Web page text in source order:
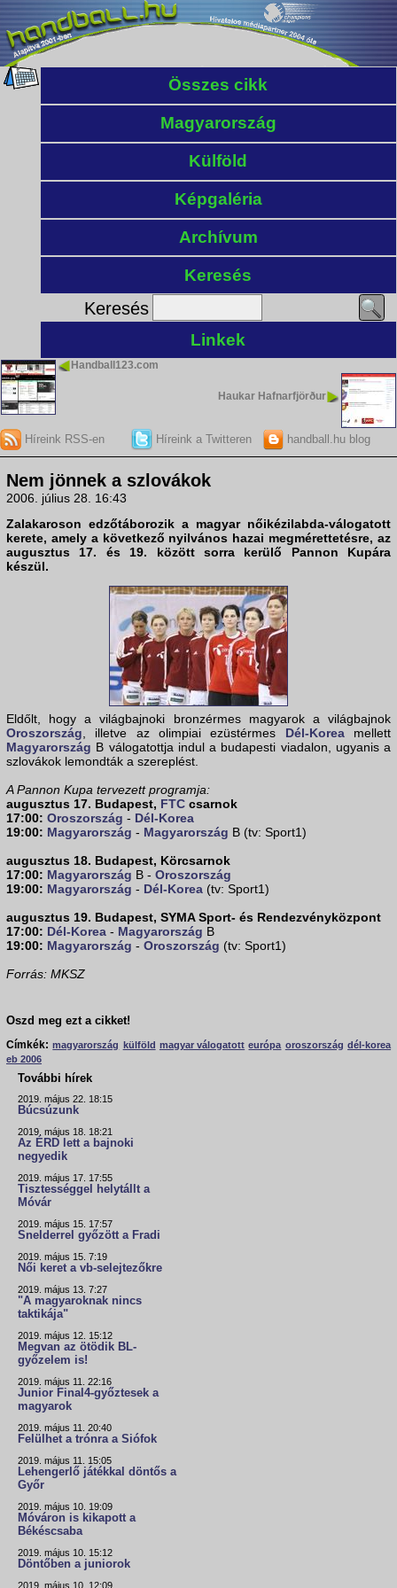
Összes cikk
Magyarország
Külföld
Képgaléria
Archívum
Keresés
Keresés
Linkek
Handball123.com
Haukar Hafnarfjörður
Híreink RSS-en Híreink a Twitteren handball.hu blog
Nem jönnek a szlovákok
2006. július 28. 16:43
Zalakaroson edzőtáborozik a magyar nőikézilabda-válogatott
kerete, amely a következő nyilvános hazai megmérettetésre, az
augusztus 17. és 19. között sorra kerülő Pannon Kupára
készül.
Eldőlt, hogy a világbajnoki bronzérmes magyarok a világbajnok
Oroszország, illetve az olimpiai ezüstérmes Dél-Koreamellett
Magyarország B válogatottja indul a budapesti viadalon, ugyanis a
szlovákok lemondták a szereplést.
A Pannon Kupa tervezett programja:
augusztus 17. Budapest, FTC csarnok
17:00: Oroszország - Dél-Korea
19:00: Magyarország - Magyarország B (tv: Sport1)
augusztus 18. Budapest, Körcsarnok
17:00: Magyarország B - Oroszország
19:00: Magyarország - Dél-Korea (tv: Sport1)
augusztus 19. Budapest, SYMA Sport- és Rendezvényközpont
17:00: Dél-Korea - Magyarország B
19:00: Magyarország - Oroszország (tv: Sport1)
Forrás: MKSZ
Oszd meg ezt a cikket!
Címkék: magyarország külföld magyar válogatott európa oroszország dél-korea
eb 2006
További hírek
2019. május 22. 18:15
Búcsúzunk
2019. május 18. 18:21
Az ÉRD lett a bajnoki
negyedik
2019. május 17. 17:55
Tisztességgel helytállt a
Móvár
2019. május 15. 17:57
Snelderrel győzött a Fradi
2019. május 15. 7:19
Női keret a vb-selejtezőkre
2019. május 13. 7:27
"A magyaroknak nincs
taktikája"
2019. május 12. 15:12
Megvan az ötödik BL-
győzelem is!
2019. május 11. 22:16
Junior Final4-győztesek a
magyarok
2019. május 11. 20:40
Felülhet a trónra a Siófok
2019. május 11. 15:05
Lehengerlő játékkal döntős a
Győr
2019. május 10. 19:09
Móváron is kikapott a
Békéscsaba
2019. május 10. 15:12
Döntőben a juniorok
2019. május 10. 12:09